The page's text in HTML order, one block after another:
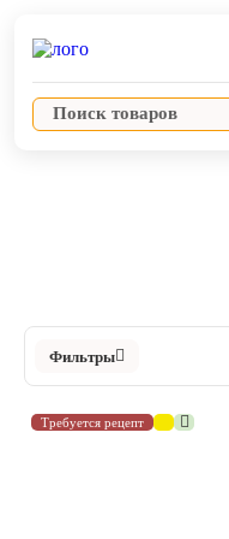
Фильтры
Требуется рецепт